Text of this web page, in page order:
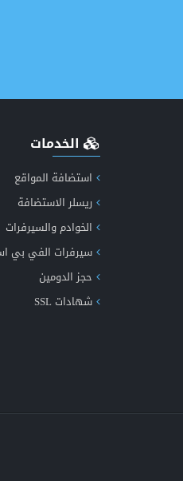
إكتشف
الخدمات
استضافة المواقع
ريسلر الاستضافة
الخوادم والسيرفرات
سيرفرات الفي بي
حجز الدومين
شهادات SSL